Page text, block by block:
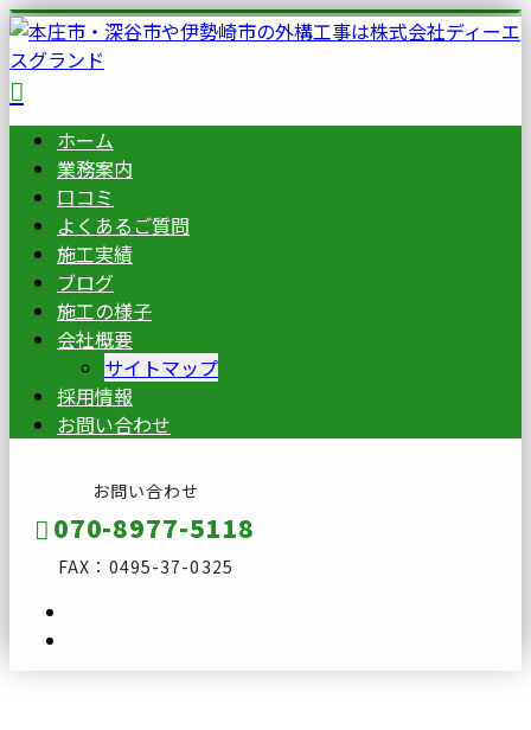
ホーム
業務案内
口コミ
よくあるご質問
施工実績
ブログ
施工の様子
会社概要
サイトマップ
採用情報
お問い合わせ
お問い合わせ
070-8977-5118
FAX：0495-37-0325